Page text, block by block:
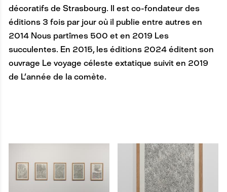
décoratifs de Strasbourg. Il est co-fondateur des
éditions 3 fois par jour où il publie entre autres en
2014 Nous partîmes 500 et en 2019 Les
succulentes. En 2015, les éditions 2024 éditent son
ouvrage Le voyage céleste extatique suivit en 2019
de L’année de la comète.